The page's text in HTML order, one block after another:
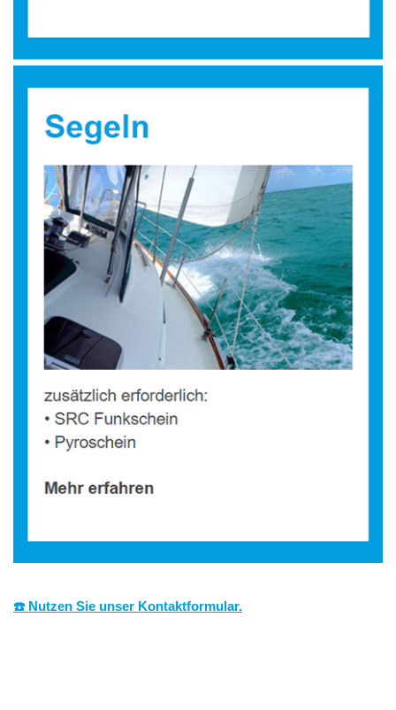
☎️ Nutzen Sie unser Kontaktformular.